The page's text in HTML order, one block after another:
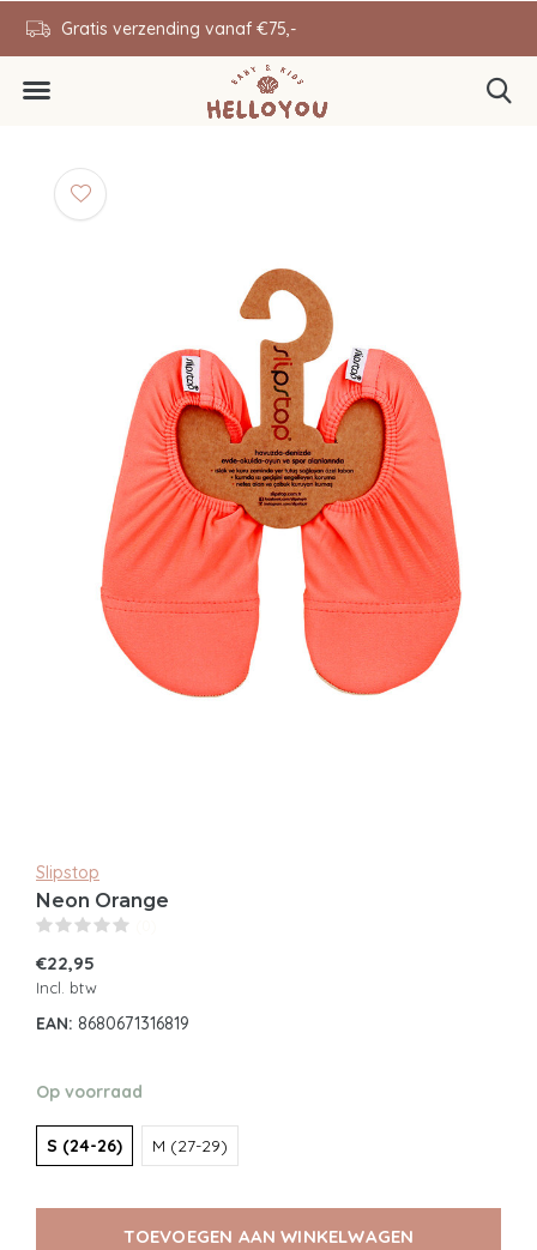
Gratis verzending vanaf €75,-
Slipstop
Neon Orange
€22,95
Incl. btw
EAN: 8680671316819
Op voorraad
S (24-26) M (27-29)
TOEVOEGEN AAN WINKELWAGEN